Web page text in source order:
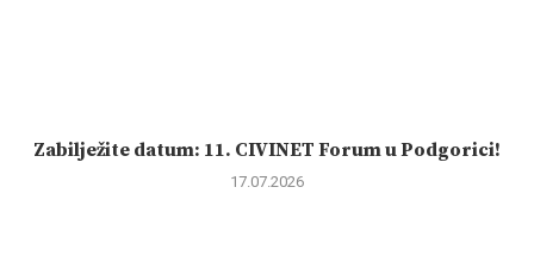
Zabilježite datum: 11. CIVINET Forum u Podgorici!
17.07.2026